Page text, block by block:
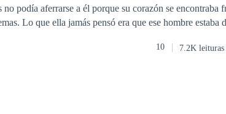
podía aferrarse a él porque su corazón se encontraba
a
10 7.2K leituras